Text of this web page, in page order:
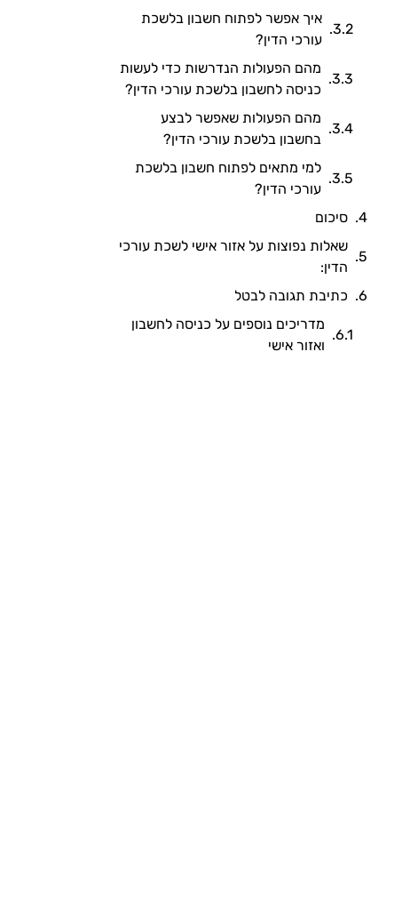
איך אפשר לפתוח חשבון בלשכת
עורכי הדין?
מהם הפעולות הנדרשות כדי לעשות
כניסה לחשבון בלשכת עורכי הדין?
מהם הפעולות שאפשר לבצע
בחשבון בלשכת עורכי הדין?
למי מתאים לפתוח חשבון בלשכת
עורכי הדין?
סיכום
שאלות נפוצות על אזור אישי לשכת עורכי
הדין:
כתיבת תגובה לבטל
מדריכים נוספים על כניסה לחשבון
ואזור אישי